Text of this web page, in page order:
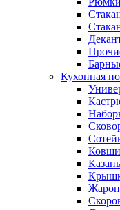
Кухонная
Ковши